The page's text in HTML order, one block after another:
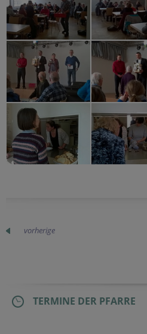
vorherige
TERMINE DER PFARRE